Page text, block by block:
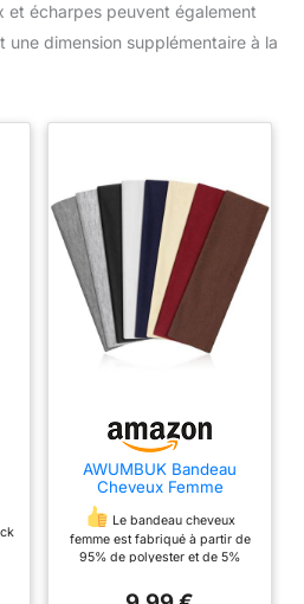
et écharpes peuvent également
une dimension supplémentaire à la
AWUMBUK Bandeau
Cheveux Femme
Homme, Bandeaux Mode
pour Femmes
Antidérapant Headband
Running Sport Yoga
Accessoire Cheveux 8
Le bandeau cheveux
femme est fabriqué à partir de
95% de polyester et de 5%
excellente respirabilité et une